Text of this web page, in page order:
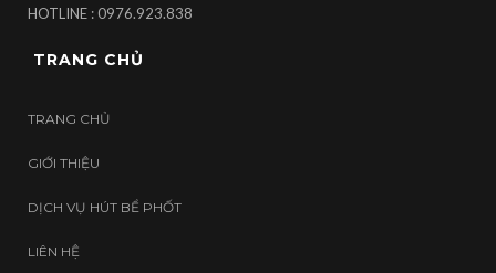
HOTLINE : 0976.923.838
TRANG CHỦ
TRANG CHỦ
GIỚI THIỆU
DỊCH VỤ HÚT BỂ PHỐT
LIÊN HỆ